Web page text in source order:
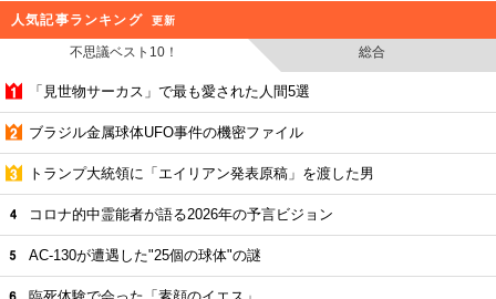
人気記事ランキング 更新
不思議ベスト10！ 総合
「見世物サーカス」で最も愛された人間5選
ブラジル金属球体UFO事件の機密ファイル
トランプ大統領に「エイリアン発表原稿」を渡した男
コロナ的中霊能者が語る2026年の予言ビジョン
AC-130が遭遇した"25個の球体"の謎